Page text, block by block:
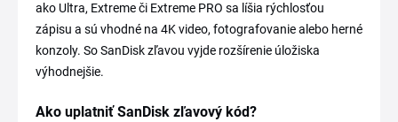
ako Ultra, Extreme či Extreme PRO sa líšia rýchlosťou
zápisu a sú vhodné na 4K video, fotografovanie alebo herné
konzoly. So SanDisk zľavou vyjde rozšírenie úložiska
výhodnejšie.
Ako uplatniť SanDisk zľavový kód?